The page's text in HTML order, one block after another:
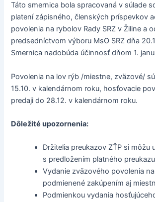
Táto smernica bola spracovaná v súlade
platení zápisného, členských príspevkov
povolenia na rybolov Rady SRZ v Žiline a
predsedníctvom výboru MsO SRZ dňa
Smernica nadobúda účinnosť dňom 1.
Povolenia na lov rýb /miestne, zväzové/
15.10. v kalendárnom roku, hosťovacie
predaji do 28.12. v kalendárnom roku.
Dôležité upozornenia:
Držitelia preukazov ZŤP si môžu
s predložením platného
Vydanie zväzového povolenia
podmienené zakúpením aj
Podmienkou vydania